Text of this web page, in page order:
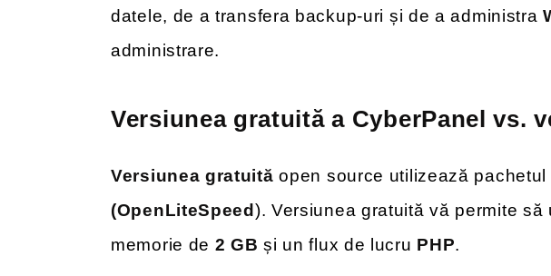
datele, de a transfera backup-uri și de a administra
administrare.
Versiunea gratuită a CyberPanel vs.
Versiunea gratuită open source utilizează pachetul
(OpenLiteSpeed). Versiunea gratuită vă permite
memorie de 2 GB și un flux de lucru PHP.